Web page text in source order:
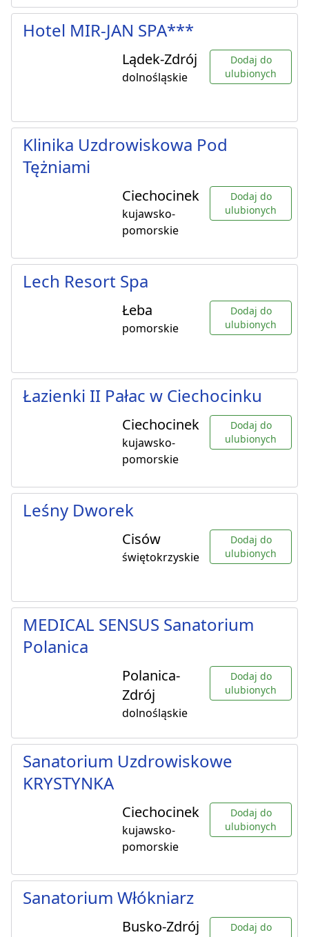
Hotel MIR-JAN SPA***
Lądek-Zdrój
dolnośląskie
Dodaj do
ulubionych
Klinika Uzdrowiskowa Pod
Tężniami
Ciechocinek
kujawsko-
pomorskie
Dodaj do
ulubionych
Lech Resort Spa
Łeba
pomorskie
Dodaj do
ulubionych
Łazienki II Pałac w Ciechocinku
Ciechocinek
kujawsko-
pomorskie
Dodaj do
ulubionych
Leśny Dworek
Cisów
świętokrzyskie
Dodaj do
ulubionych
MEDICAL SENSUS Sanatorium
Polanica
Polanica-
Zdrój
dolnośląskie
Dodaj do
ulubionych
Sanatorium Uzdrowiskowe
KRYSTYNKA
Ciechocinek
kujawsko-
pomorskie
Dodaj do
ulubionych
Sanatorium Włókniarz
Busko-Zdrój
Dodaj do